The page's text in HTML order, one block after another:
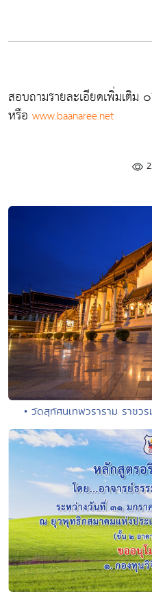
สอบถามรายละเอียดเพิ่มเติ
หรือ www.baanaree.net
• วัดสุทัศนเทพวราราม ราชว